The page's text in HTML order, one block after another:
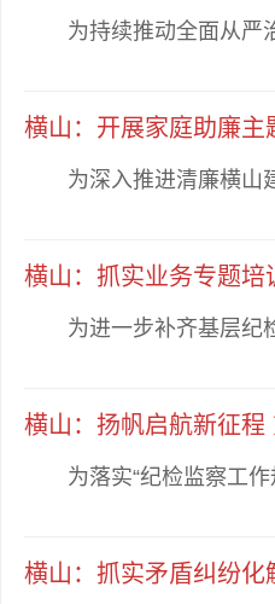
为持续推动全面从严治
横山：开展家庭助廉主
为深入推进清廉横山建
横山：抓实业务专题
为进一步补齐基层纪检
横山：扬帆启航新征程
为落实“纪检监察工作
横山：抓实矛盾纠纷化